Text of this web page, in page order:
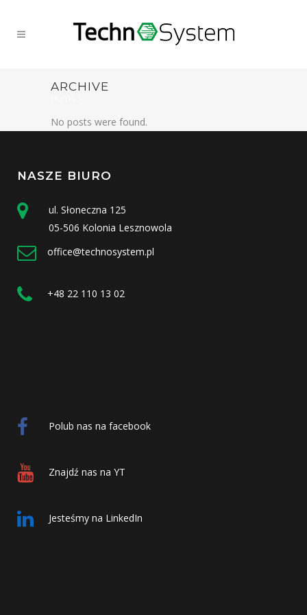
ARCHIVE
No posts were found.
NASZE BIURO
ul. Słoneczna 125
05-506 Kolonia Lesznowola
office@technosystem.pl
+48 22 110 13 02
Polub nas na facebook
Znajdź nas na YT
Jesteśmy na LinkedIn